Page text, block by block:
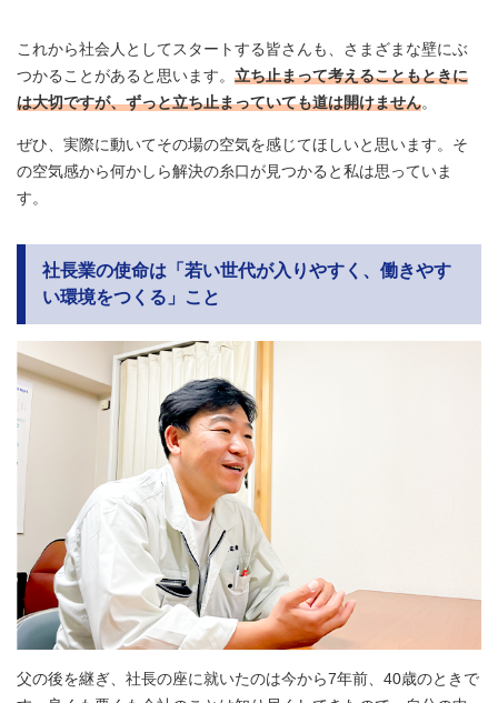
これから社会人としてスタートする皆さんも、さまざまな壁にぶ
つかることがあると思います。 立ち止まって考えることもときに
は大切ですが、ずっと立ち止まっていても道は開けません。
ぜひ、実際に動いてその場の空気を感じてほしいと思います。そ
の空気感から何かしら解決の糸口が見つかると私は思っていま
す。
社長業の使命は「若い世代が入りやすく、働きやす
い環境をつくる」こと
父の後を継ぎ、社長の座に就いたのは今から7年前、40歳のときで